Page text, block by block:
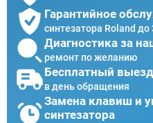
Гарантийное
синтезатора Roland до
Диагностика за
ремонт по желанию
Бесплатный
в день обращения
Замена клавиш и
синтезатора